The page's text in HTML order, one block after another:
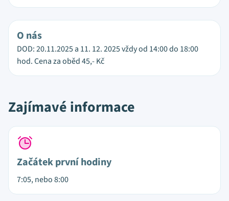
O nás
DOD: 20.11.2025 a 11. 12. 2025 vždy od 14:00 do 18:00
hod. Cena za oběd 45,- Kč
Zajímavé informace
Začátek první hodiny
7:05, nebo 8:00